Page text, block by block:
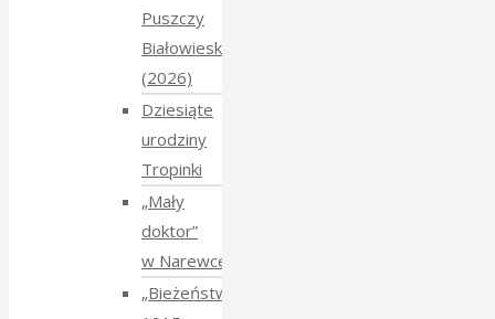
Puszczy
Białowieskiej
(2026)
Dziesiąte
urodziny
Tropinki
„Mały
doktor”
w Narewce
„Bieżeństwo